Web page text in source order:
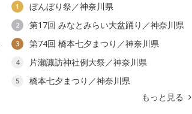
1 ぼんぼり祭／神奈川県
2 第17回 みなとみらい大盆踊り／神奈川県
3 第74回 橋本七夕まつり／神奈川県
4 片瀬諏訪神社例大祭／神奈川県
5
橋本七夕まつり／神奈川県
もっと見る